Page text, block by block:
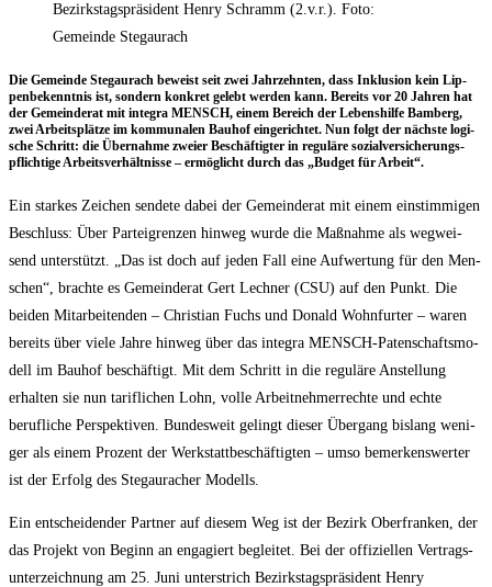
Bezirkstagspräsident Henry Schramm (2.v.r.). Foto:
Gemeinde Stegaurach
Die Gemein­de Ste­gau­rach beweist seit zwei Jahr­zehn­ten, dass Inklu­si­on kein Lip­
pen­be­kennt­nis ist, son­dern kon­kret gelebt wer­den kann. Bereits vor 20 Jah­ren hat
der Gemein­de­rat mit inte­gra MENSCH, einem Bereich der Lebens­hil­fe Bam­berg,
zwei Arbeits­plät­ze im kom­mu­na­len Bau­hof ein­ge­rich­tet. Nun folgt der nächs­te logi­
sche Schritt: die Über­nah­me zwei­er Beschäf­tig­ter in regu­lä­re sozi­al­ver­si­che­rungs­
pflich­ti­ge Arbeits­ver­hält­nis­se – ermög­licht durch das „Bud­get für Arbeit“.
Ein star­kes Zei­chen sen­de­te dabei der Gemein­de­rat mit einem ein­stim­mi­gen
Beschluss: Über Par­tei­gren­zen hin­weg wur­de die Maß­nah­me als weg­wei­
send unter­stützt. „Das ist doch auf jeden Fall eine Auf­wer­tung für den Men­
schen“, brach­te es Gemein­de­rat Gert Lech­ner (CSU) auf den Punkt. Die
bei­den Mit­ar­bei­ten­den – Chris­ti­an Fuchs und Donald Wohn­fur­ter – waren
bereits über vie­le Jah­re hin­weg über das inte­gra MENSCH-Paten­schafts­mo­
dell im Bau­hof beschäf­tigt. Mit dem Schritt in die regu­lä­re Anstel­lung
erhal­ten sie nun tarif­li­chen Lohn, vol­le Arbeit­neh­mer­rech­te und ech­te
beruf­li­che Per­spek­ti­ven. Bun­des­weit gelingt die­ser Über­gang bis­lang weni­
ger als einem Pro­zent der Werk­statt­be­schäf­tig­ten – umso bemer­kens­wer­ter
ist der Erfolg des Ste­gau­ra­cher Modells.
Ein ent­schei­den­der Part­ner auf die­sem Weg ist der Bezirk Ober­fran­ken, der
das Pro­jekt von Beginn an enga­giert beglei­tet. Bei der offi­zi­el­len Ver­trags­
un­ter­zeich­nung am 25. Juni unter­strich Bezirks­tags­prä­si­dent Hen­ry